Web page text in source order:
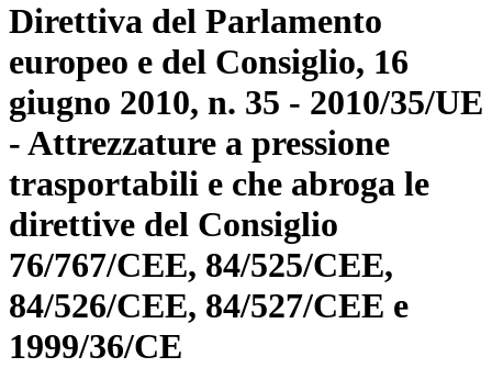
Direttiva del Parlamento
europeo e del Consiglio, 16
giugno 2010, n. 35 - 2010/35/UE
- Attrezzature a pressione
trasportabili e che abroga le
direttive del Consiglio
76/767/CEE, 84/525/CEE,
84/526/CEE, 84/527/CEE e
1999/36/CE